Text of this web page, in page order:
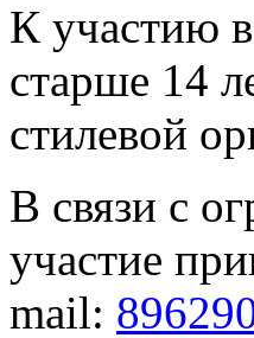
К участию
старше 14
стилевой
В связи с
участие
mail: